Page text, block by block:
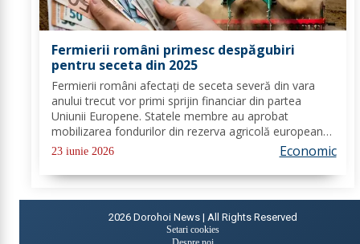
Fermierii români primesc despăgubiri
pentru seceta din 2025
Fermierii români afectați de seceta severă din vara
anului trecut vor primi sprijin financiar din partea
Uniunii Europene. Statele membre au aprobat
mobilizarea fondurilor din rezerva agricolă europeană,
iar României îi revin 14,8 milioane de euro pentru
23 iunie 2026 Economic
2026 Dorohoi News | All Rights Reserved
Setari cookies